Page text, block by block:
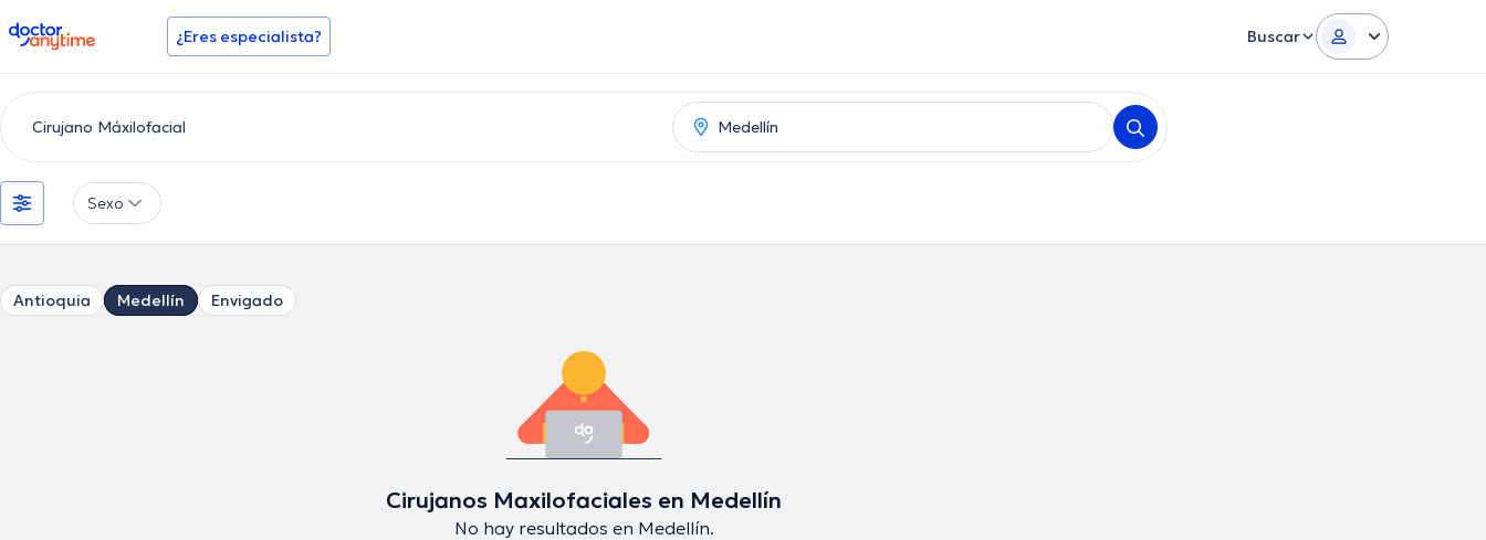
doctoranytime ¿Eres especialista? Buscar
Sexo
Antioquia Medellín Envigado
Cirujanos Maxilofaciales en Medellín
No hay resultados en Medellín.